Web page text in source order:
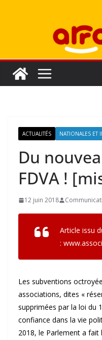
ACTUALITÉS NATIONALES ET
Du
FDVA !
12 juin 2018
Article issu
:
Les subventions
associations, dites «
supprimées par la loi du
confiance dans la vie
2018, le Parlement a fait